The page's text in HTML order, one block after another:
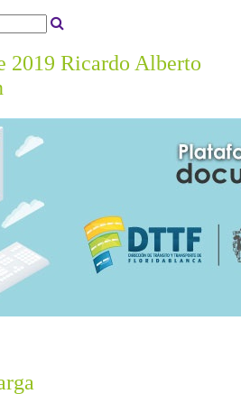
2019 Ricardo Alberto